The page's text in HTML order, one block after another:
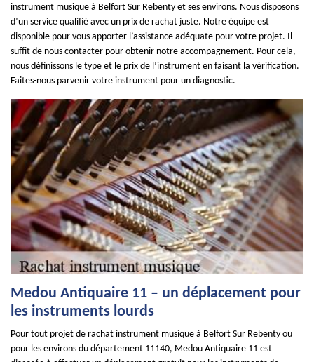
instrument musique à Belfort Sur Rebenty et ses environs. Nous disposons
d’un service qualifié avec un prix de rachat juste. Notre équipe est
disponible pour vous apporter l’assistance adéquate pour votre projet. Il
suffit de nous contacter pour obtenir notre accompagnement. Pour cela,
nous définissons le type et le prix de l’instrument en faisant la vérification.
Faites-nous parvenir votre instrument pour un diagnostic.
Medou Antiquaire 11 – un déplacement pour
les instruments lourds
Pour tout projet de rachat instrument musique à Belfort Sur Rebenty ou
pour les environs du département 11140, Medou Antiquaire 11 est